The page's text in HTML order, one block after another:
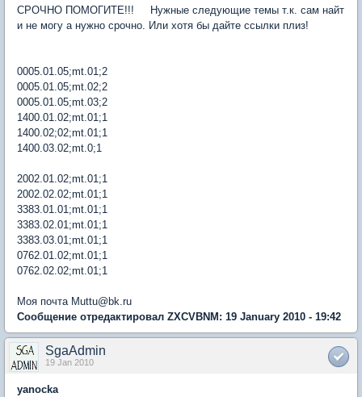
CРОЧНО ПОМОГИТЕ!!! Нужные следующие темы т.к. сам найт
и не могу а нужно срочно. Или хотя бы дайте ссылки плиз!
0005.01.05;mt.01;2
0005.01.05;mt.02;2
0005.01.05;mt.03;2
1400.01.02;mt.01;1
1400.02;02;mt.01;1
1400.03.02;mt.0;1
2002.01.02;mt.01;1
2002.02.02;mt.01;1
3383.01.01;mt.01;1
3383.02.01;mt.01;1
3383.03.01;mt.01;1
0762.01.02;mt.01;1
0762.02.02;mt.01;1
Моя почта Muttu@bk.ru
Сообщение отредактировал ZXCVBNM: 19 January 2010 - 19:42
SgaAdmin
19 Jan 2010
yanocka